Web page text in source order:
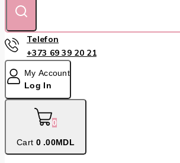
Telefon
+373 69 39 20 21
My Account
Log In
0
Cart 0 .00MDL